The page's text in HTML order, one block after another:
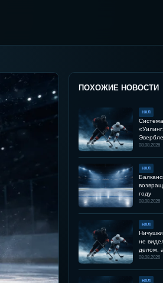
ПОХОЖИЕ НОВОСТИ
НХЛ
08.08.2026
НХЛ
году
08.08.2026
НХЛ
не
делом,
08.08.2026
НХЛ